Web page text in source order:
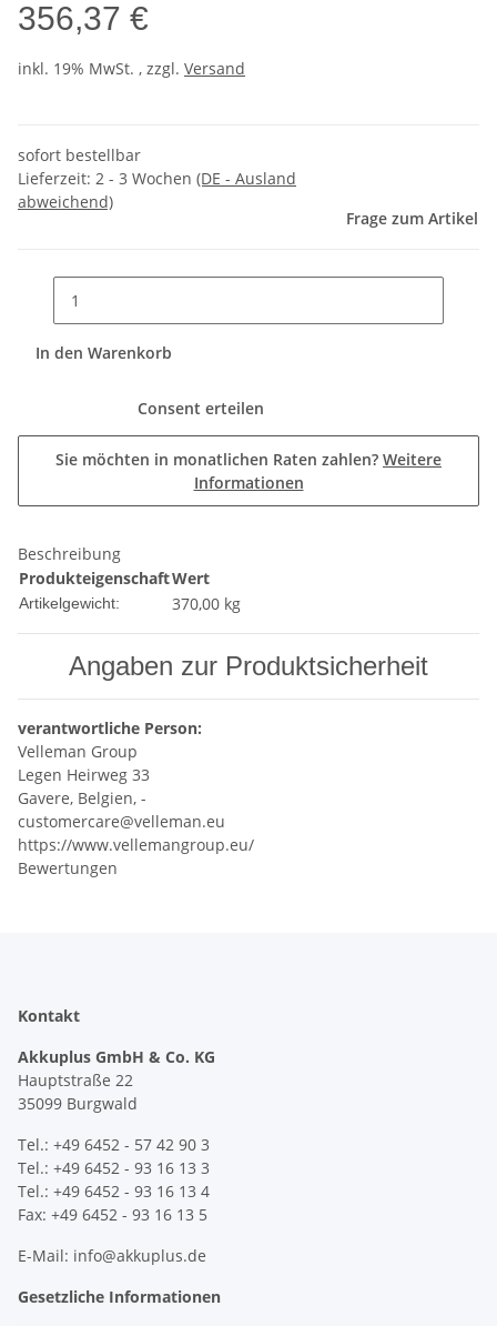
356,37 €
inkl. 19% MwSt. , zzgl. Versand
sofort bestellbar
Lieferzeit: 2 - 3 Wochen (DE - Ausland
abweichend)
Frage zum Artikel
In den Warenkorb
Consent erteilen
Sie möchten in monatlichen Raten zahlen? Weitere
Informationen
Beschreibung
ProdukteigenschaftWert
Artikelgewicht: 370,00 kg
Angaben zur Produktsicherheit
verantwortliche Person:
Velleman Group
Legen Heirweg 33
Gavere, Belgien, -
customercare@velleman.eu
https://www.vellemangroup.eu/
Bewertungen
Kontakt
Akkuplus GmbH & Co. KG
Hauptstraße 22
35099 Burgwald
Tel.: +49 6452 - 57 42 90 3
Tel.: +49 6452 - 93 16 13 3
Tel.: +49 6452 - 93 16 13 4
Fax: +49 6452 - 93 16 13 5
E-Mail: info@akkuplus.de
Gesetzliche Informationen